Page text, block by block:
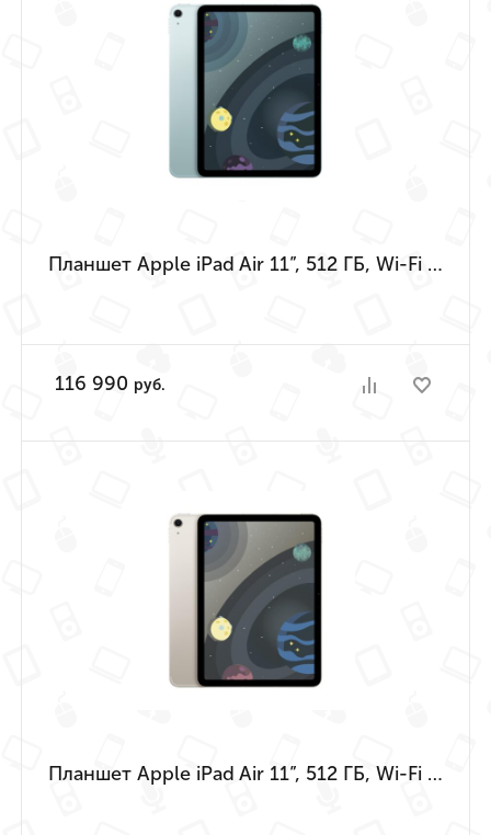
Планшет Apple iPad Air 11”, 512 ГБ, Wi-Fi + Cellular (Голубой | Blue) (M4 | 2026)
116 990 руб.
Планшет Apple iPad Air 11”, 512 ГБ, Wi-Fi + Cellular («Сияющая звезда» | Starlight) (M4 | 2026)